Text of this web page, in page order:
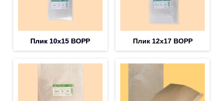
Плик 10х15 BOPP Плик 12х17 BOPP